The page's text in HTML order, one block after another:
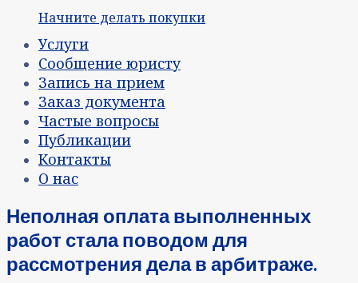
Начните делать покупки
Услуги
Сообщение юристу
Запись на прием
Заказ документа
Частые вопросы
Публикации
Контакты
О нас
Неполная оплата выполненных
работ стала поводом для
рассмотрения дела в арбитраже.